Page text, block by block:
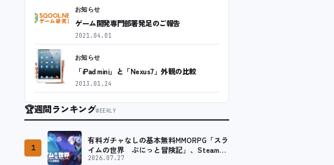
お知らせ
ゲーム開発専門部署発足のご報告
2021.04.01
お知らせ
「iPad mini」と「Nexus7」外観の比較
2013.01.24
🏆週間ランキングWEEKLY
1
有料ガチャなしの基本無料MMORPG「スラ
イムの世界 ぷにっと冒険記」、Steam向
けの無料体験版が8月末に配信決定
2026.07.27